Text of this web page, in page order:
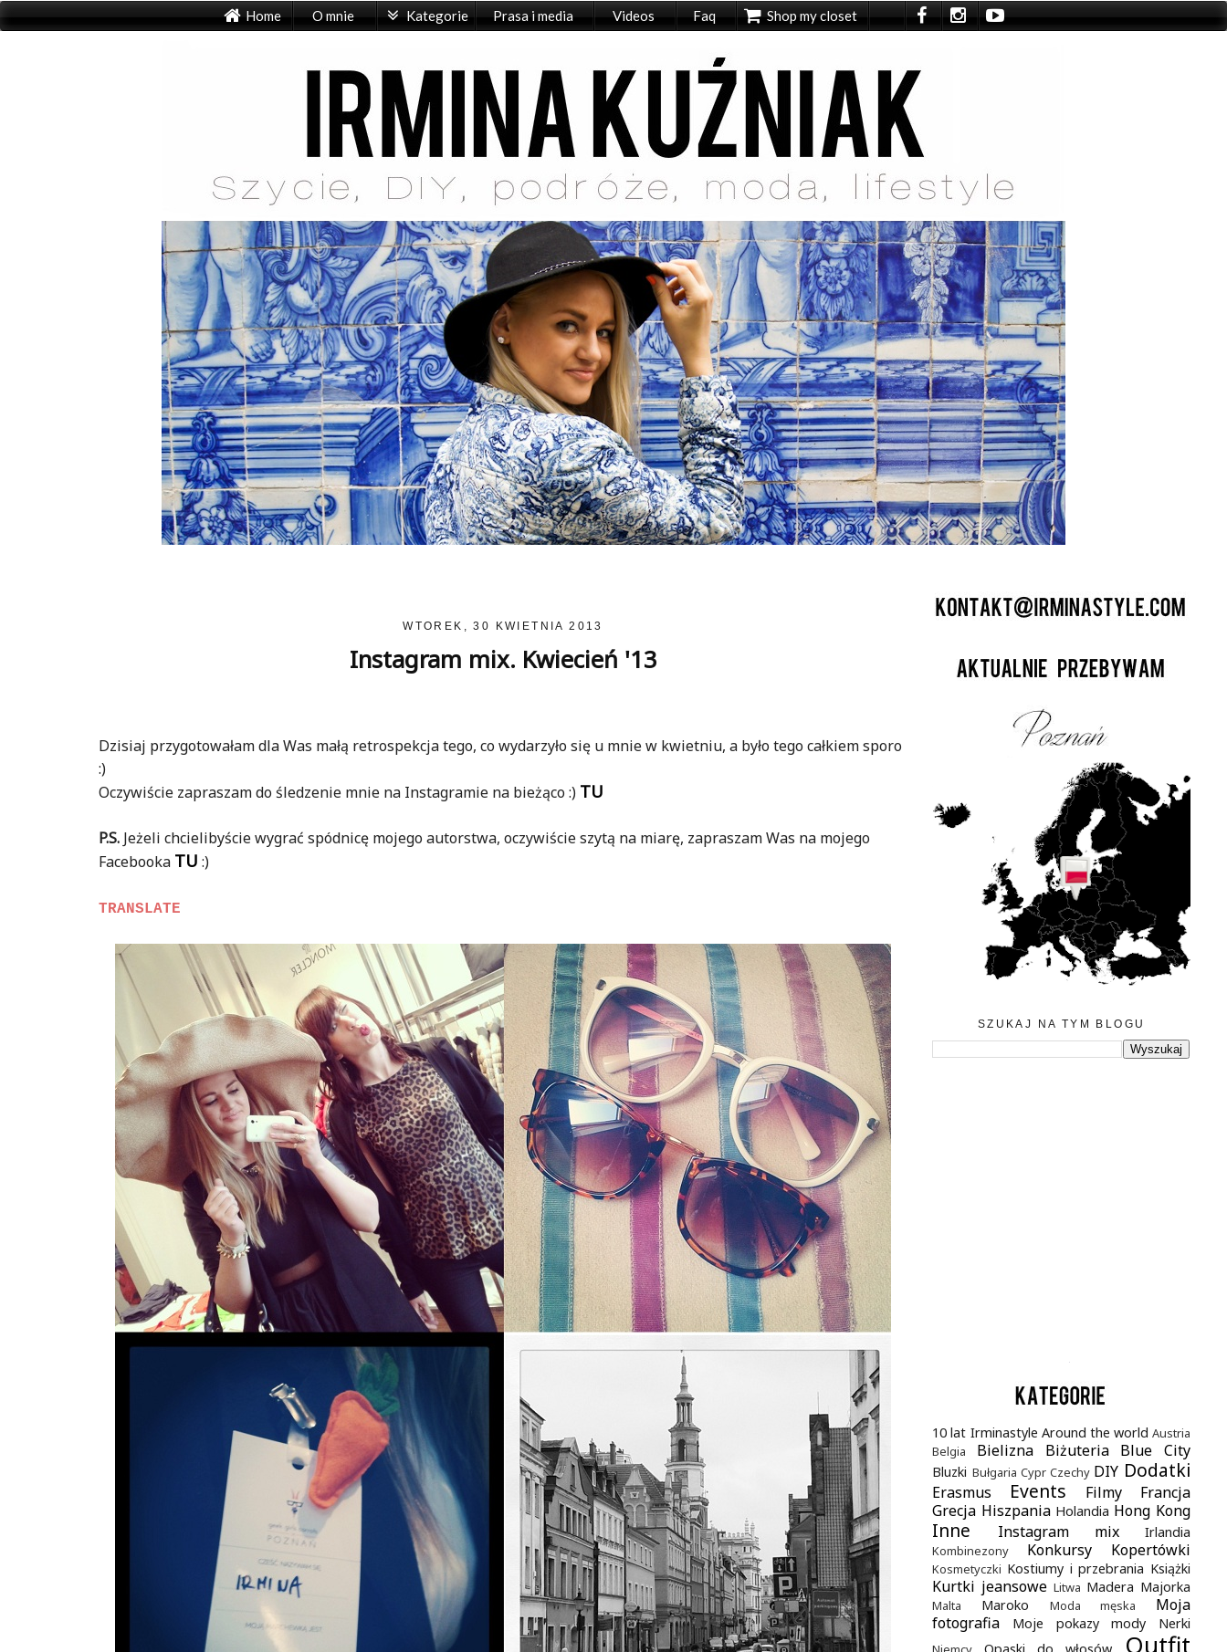
Home O mnie Kategorie Prasa i media Videos Faq Shop my closet
WTOREK, 30 KWIETNIA 2013
Instagram mix. Kwiecień '13
Dzisiaj przygotowałam dla Was małą retrospekcja tego, co wydarzyło się u mnie w kwietniu, a było tego całkiem sporo
:)
Oczywiście zapraszam do śledzenie mnie na Instagramie na bieżąco :) TU
P.S.Jeżeli chcielibyście wygrać spódnicę mojego autorstwa, oczywiście szytą na miarę, zapraszam Was na mojego
Facebooka TU :)
TRANSLATE
SZUKAJ NA TYM BLOGU
.
10 lat Irminastyle Around the world Austria
Belgia
Bielizna Biżuteria Blue City
Bluzki Bułgaria Cypr Czechy DIY Dodatki
Erasmus Events Filmy
Francja
Grecja Hiszpania Holandia Hong Kong
Inne Instagram mix Irlandia
Kombinezony Konkursy Kopertówki
Kosmetyczki Kostiumy i przebrania Książki
Kurtki jeansowe Litwa Madera Majorka
Malta Maroko Moda męska
Moja
fotografia
Moje pokazy mody Nerki
Outfit